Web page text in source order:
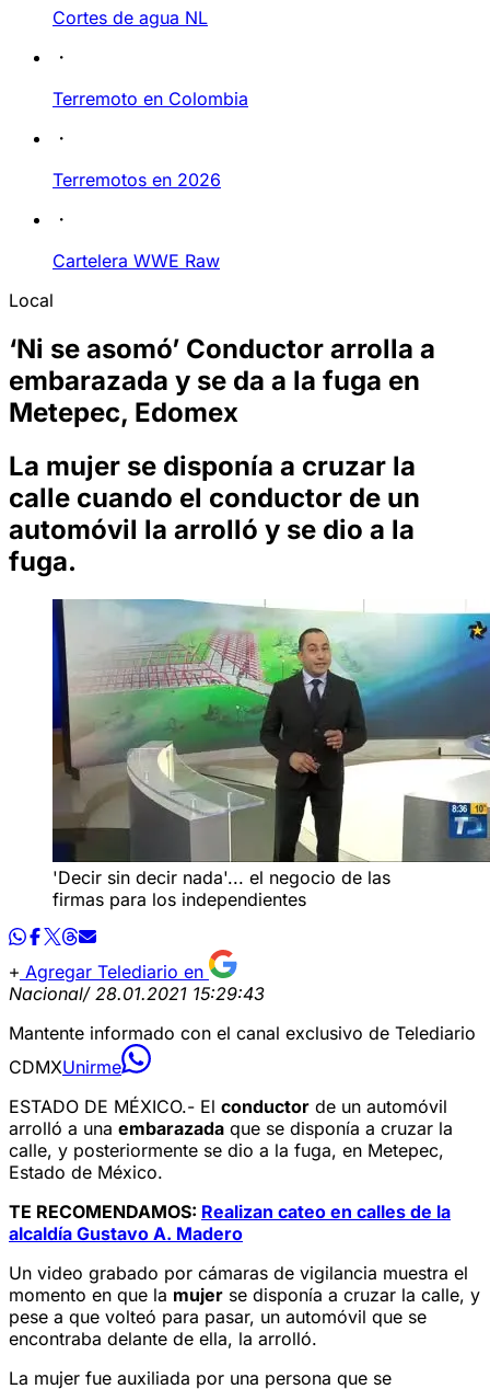
Cortes de agua NL
Terremoto en Colombia
Terremotos en 2026
Cartelera WWE Raw
Local
‘Ni se asomó’ Conductor arrolla a
embarazada y se da a la fuga en
Metepec, Edomex
La mujer se disponía a cruzar la
calle cuando el conductor de un
automóvil la arrolló y se dio a la
fuga.
'Decir sin decir nada'... el negocio de las
firmas para los independientes
Agregar Telediario en
Nacional/ 28.01.2021 15:29:43
Mantente informado con el canal exclusivo de Telediario
CDMXUnirme
ESTADO DE MÉXICO.- El conductor de un automóvil
arrolló a una embarazada que se disponía a cruzar la
calle, y posteriormente se dio a la fuga, en Metepec,
Estado de México.
TE RECOMENDAMOS: Realizan cateo en calles de la
alcaldía Gustavo A. Madero
Un video grabado por cámaras de vigilancia muestra el
momento en que la mujer se disponía a cruzar la calle, y
pese a que volteó para pasar, un automóvil que se
encontraba delante de ella, la arrolló.
La mujer fue auxiliada por una persona que se